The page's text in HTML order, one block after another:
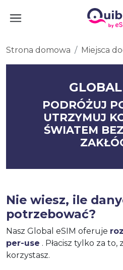
Strona domowa Miejsca
PODRÓŻUJ
UTRZYMUJ
ŚWIATEM
Nie wiesz, ile
potrzebować?
Nasz Global eSIM oferuje
per-use . Płacisz tylko za
korzystasz.